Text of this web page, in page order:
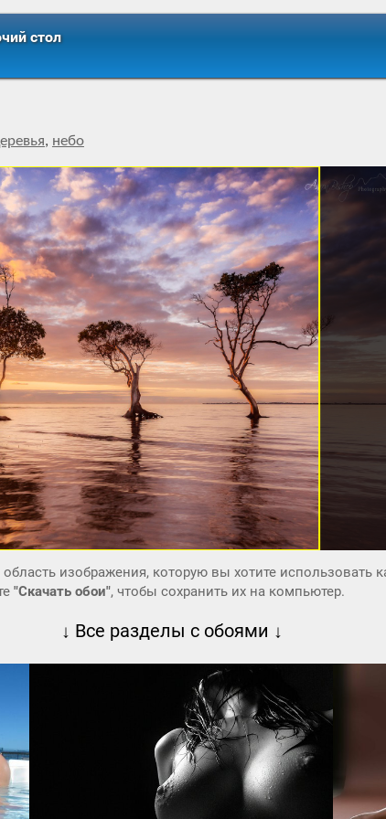
стол
, небо
изображения, которую вы хотите использовать
"Скачать обои", чтобы сохранить их на компьютер.
↓ Все разделы с обоями ↓